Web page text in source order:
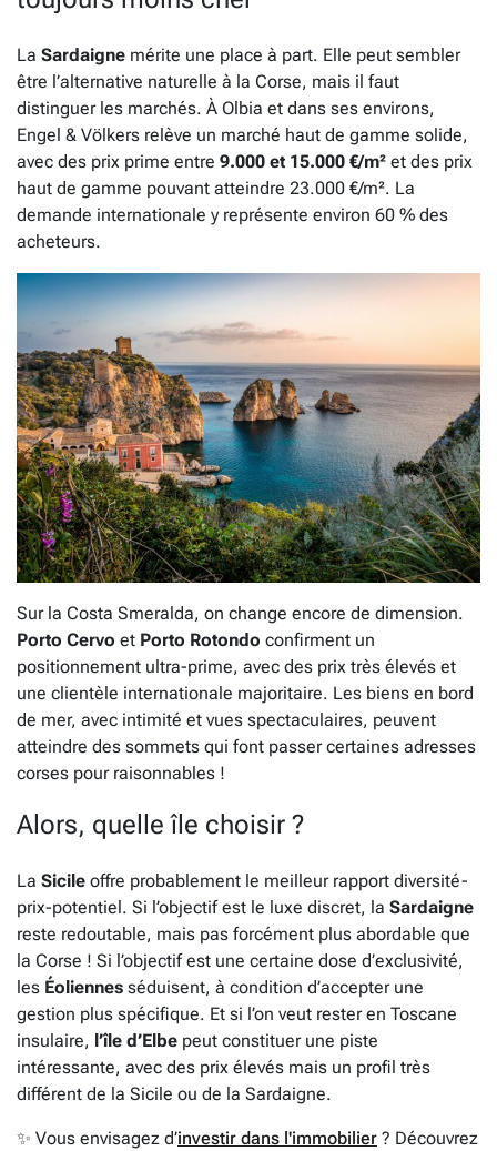
La Sardaigne mérite une place à part. Elle peut sembler
être l’alternative naturelle à la Corse, mais il faut
distinguer les marchés. À Olbia et dans ses environs,
Engel & Völkers relève un marché haut de gamme solide,
avec des prix prime entre 9.000 et 15.000 €/m² et des prix
haut de gamme pouvant atteindre 23.000 €/m². La
demande internationale y représente environ 60 % des
acheteurs.
Sur la Costa Smeralda, on change encore de dimension.
Porto Cervo et Porto Rotondo confirment un
positionnement ultra-prime, avec des prix très élevés et
une clientèle internationale majoritaire. Les biens en bord
de mer, avec intimité et vues spectaculaires, peuvent
atteindre des sommets qui font passer certaines adresses
corses pour raisonnables !
Alors, quelle île choisir ?
La Sicile offre probablement le meilleur rapport diversité-
prix-potentiel. Si l’objectif est le luxe discret, la Sardaigne
reste redoutable, mais pas forcément plus abordable que
la Corse ! Si l’objectif est une certaine dose d’exclusivité,
les Éoliennes séduisent, à condition d’accepter une
gestion plus spécifique. Et si l’on veut rester en Toscane
insulaire, l’île d’Elbe peut constituer une piste
intéressante, avec des prix élevés mais un profil très
différent de la Sicile ou de la Sardaigne.
✨ Vous envisagez d’investir dans l'immobilier ? Découvrez